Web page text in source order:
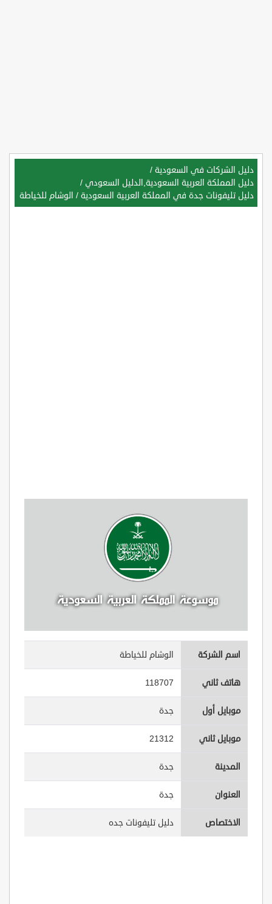
دليل الشركات في السعودية /
دليل المملكة العربية السعودية,الدليل السعودي /
دليل تليفونات جدة في المملكة العربية السعودية / الوشام للخياطة
اسم الشركة الوشام للخياطة
هاتف ثاني 118707
موبايل أول جدة
موبايل ثاني 21312
المدينة جدة
العنوان جدة
الاختصاص دليل تليفونات جده